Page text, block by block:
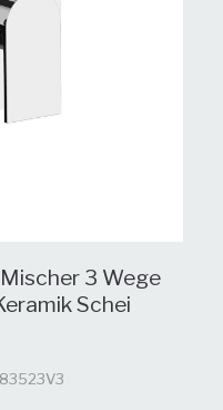
3 Wege
Schei
83523V3